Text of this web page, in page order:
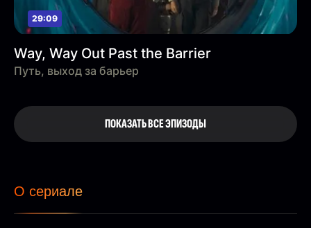
29:09
Way, Way Out Past the Barrier
Путь, выход за барьер
ПОКАЗАТЬ ВСЕ ЭПИЗОДЫ
О сериале